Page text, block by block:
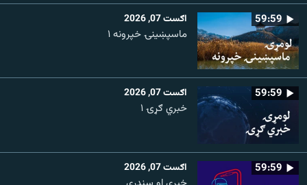
59:59 اګست 07, 2026
ماسپښينۍ خپرونه ۱
59:59 اګست 07, 2026
خبري ګړۍ ۱
59:59 اګست 07, 2026